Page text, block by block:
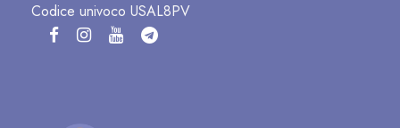
Codice univoco USAL8PV